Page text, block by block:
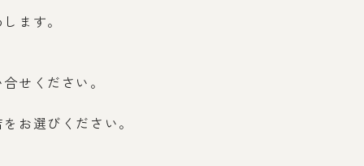
ます。
せください。
お選びください。